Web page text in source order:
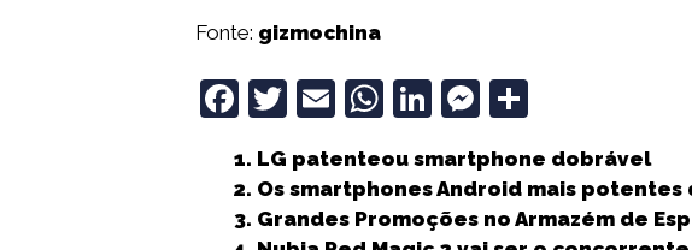
Fonte: gizmochina
F
c
e
T
it
t
E
ai
l
W
a
ts
Li
k
e
M
ss
e
a
r
LG patenteou smartphone dobrável
Os smartphones Android mais potentes
Grandes Promoções no Armazém de